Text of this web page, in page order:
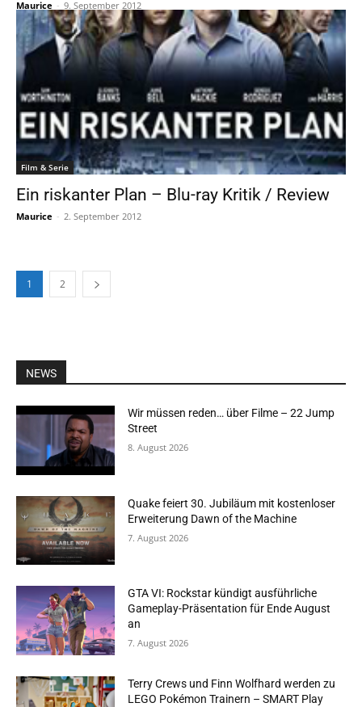
Maurice - 9. September 2012
Film & Serie
Ein riskanter Plan – Blu-ray Kritik / Review
Maurice - 2. September 2012
1 2
NEWS
Wir müssen reden… über Filme – 22 Jump
Street
8. August 2026
Quake feiert 30. Jubiläum mit kostenloser
Erweiterung Dawn of the Machine
7. August 2026
GTA VI: Rockstar kündigt ausführliche
Gameplay-Präsentation für Ende August
an
7. August 2026
Terry Crews und Finn Wolfhard werden zu
LEGO Pokémon Trainern – SMART Play